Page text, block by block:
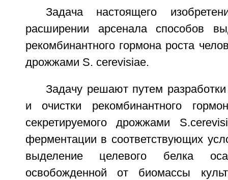
Задача настоящего
расширении арсенала способов
рекомбинантного гормона роста
дрожжами S. cerevisiae.
Задачу решают путем
и очистки рекомбинантного
секретируемого дрожжами
ферментации в соответствующих
выделение целевого белка
освобожденной от биомассы